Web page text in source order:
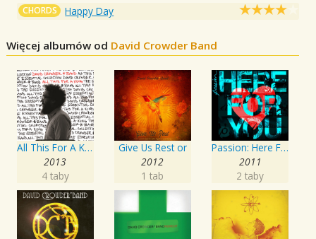
CHORDS Happy Day
Więcej albumów od David Crowder Band
All This For A King: The Essential Collection
2013
4 taby
Give Us Rest or
2012
1 tab
Passion: Here For You
2011
2 taby